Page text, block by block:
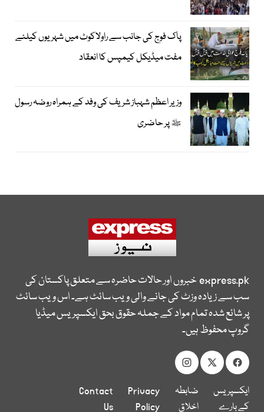
پاک فوج کی جانب سے راولاکوٹ میں شہریوں کیلئے
مفت میڈیکل کیمپس کا انعقاد
وزیر اعظم شہباز شریف کی وفد کے ہمراہ روضہ رسول
ﷺ پر حاضری
express.pkخبروں اور حالات حاضرہ سے متعلق پاکستان کی
سب سے زیادہ وزٹ کی جانے والی ویب سائٹ ہے۔ اس ویب سائٹ
پر شائع شدہ تمام مواد کے جملہ حقوق بحق ایکسپریس میڈیا
گروپ محفوظ ہیں۔
ایکسپریس
کے بارے
ضابطہ
اخلاق
Privacy
Policy
Contact
Us